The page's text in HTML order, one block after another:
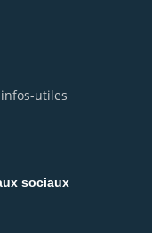
utiles
sociaux